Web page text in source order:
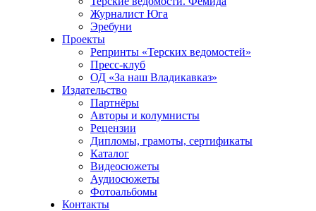
Журналист Юга
Эребуни
Проекты
Репринты «Терских ведомостей»
Пресс-клуб
ОД «За наш Владикавказ»
Издательство
Партнёры
Авторы и колумнисты
Рецензии
Дипломы, грамоты, сертификаты
Каталог
Видеосюжеты
Аудиосюжеты
Фотоальбомы
Контакты